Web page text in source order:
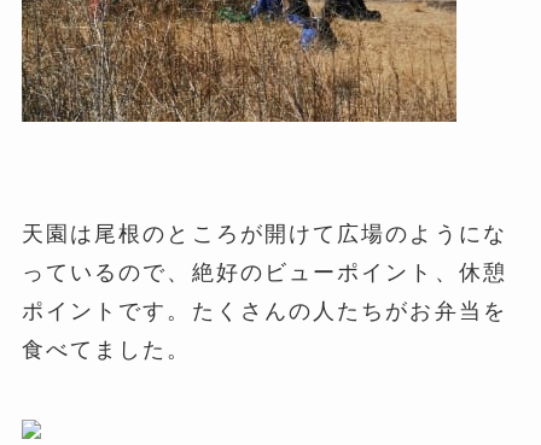
天園は尾根のところが開けて広場のようにな
っているので、 絶好のビューポイント、休憩
ポイントです。 たくさんの人たちがお弁当を
食べてました。